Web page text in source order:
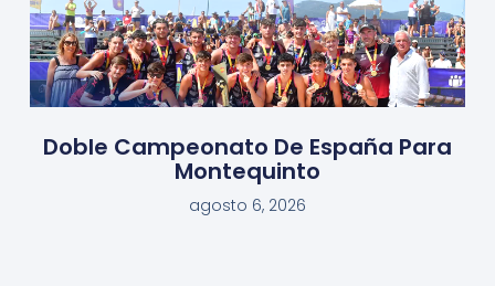
Doble Campeonato De España Para
Montequinto
agosto 6, 2026